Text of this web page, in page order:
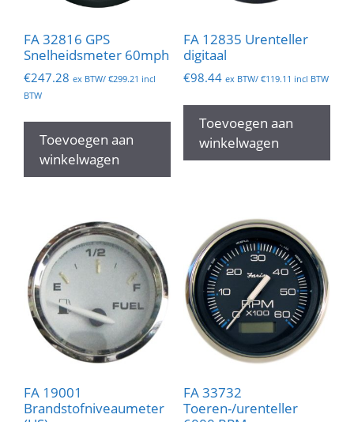
FA 32816 GPS
Snelheidsmeter 60mph
€247.28 ex BTW/ €299.21 incl
BTW
Toevoegen aan
winkelwagen
FA 12835 Urenteller
digitaal
€98.44 ex BTW/ €119.11 incl BTW
Toevoegen aan
winkelwagen
FA 19001
Brandstofniveaumeter
FA 33732
Toeren-/urenteller